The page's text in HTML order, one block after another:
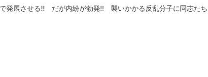
発展させる!! だが内紛が勃発!! 襲いかかる反乱分子に同志た